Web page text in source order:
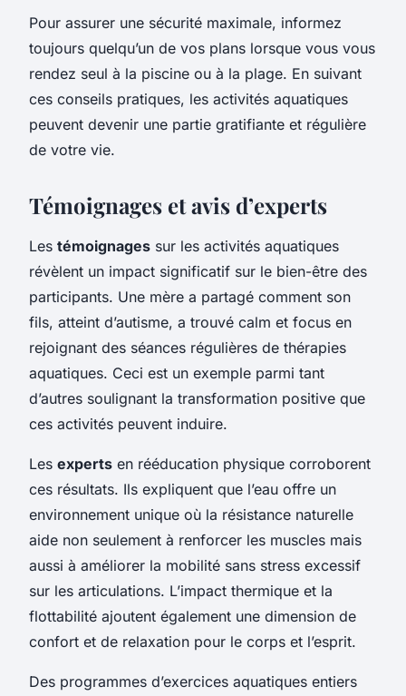
Pour assurer une sécurité maximale, informez
toujours quelqu’un de vos plans lorsque vous vous
rendez seul à la piscine ou à la plage. En suivant
ces conseils pratiques, les activités aquatiques
peuvent devenir une partie gratifiante et régulière
de votre vie.
Témoignages et avis d’experts
Les témoignages sur les activités aquatiques
révèlent un impact significatif sur le bien-être des
participants. Une mère a partagé comment son
fils, atteint d’autisme, a trouvé calm et focus en
rejoignant des séances régulières de thérapies
aquatiques. Ceci est un exemple parmi tant
d’autres soulignant la transformation positive que
ces activités peuvent induire.
Les experts en rééducation physique corroborent
ces résultats. Ils expliquent que l’eau offre un
environnement unique où la résistance naturelle
aide non seulement à renforcer les muscles mais
aussi à améliorer la mobilité sans stress excessif
sur les articulations. L’impact thermique et la
flottabilité ajoutent également une dimension de
confort et de relaxation pour le corps et l’esprit.
Des programmes d’exercices aquatiques entiers